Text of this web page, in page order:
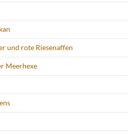
und rote Riesenaffen
Meerhexe